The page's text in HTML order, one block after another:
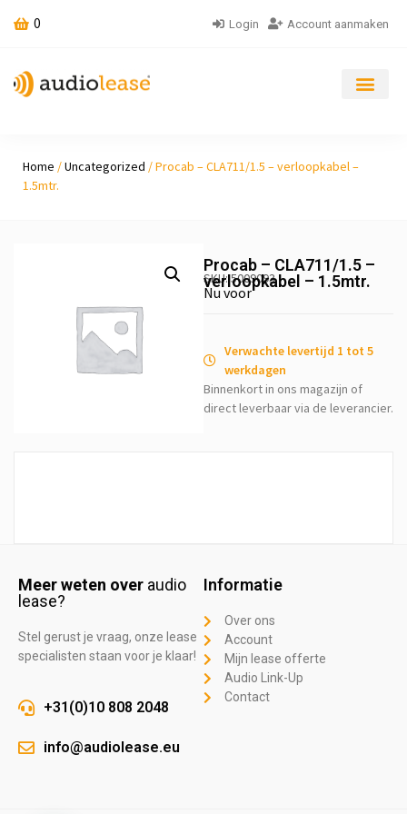
0 Login Account aanmaken
Home /Uncategorized / Procab – CLA711/1.5 – verloopkabel –
1.5mtr.
Procab – CLA711/1.5 –
verloopkabel – 1.5mtr.
SKU: 5009093
Nu voor
Verwachte levertijd 1 tot 5
werkdagen
Binnenkort in ons magazijn of
direct leverbaar via de leverancier.
Meer weten over audio
lease?
Stel gerust je vraag, onze lease
specialisten staan voor je klaar!
+31(0)10 808 2048
info@audiolease.eu
Informatie
Over ons
Account
Mijn lease offerte
Audio Link-Up
Contact